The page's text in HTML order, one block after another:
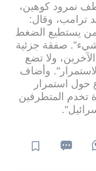
نمرود كوهين،
ترامب، وقال:
من يستطيع الضغط
شيء”. صفقة جزئية
ولا تضع
وأضاف
حول استمرار
تخدم المتطرفين